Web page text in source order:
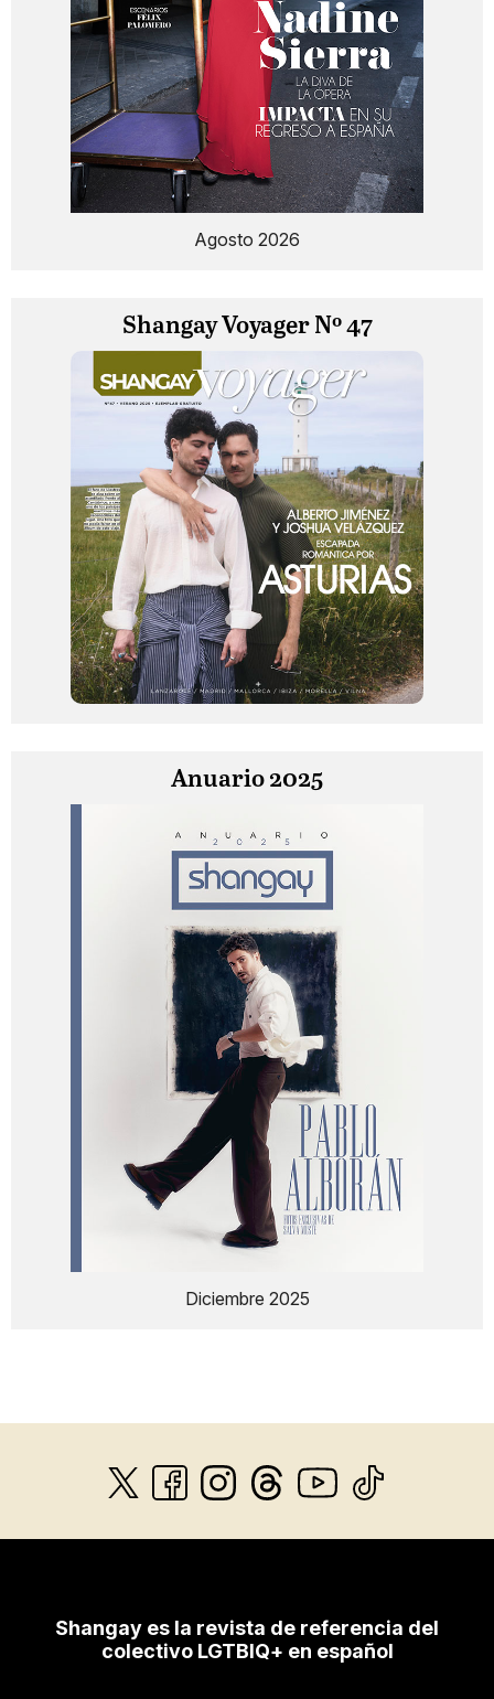
Agosto 2026
Shangay Voyager Nº 47
Anuario 2025
Diciembre 2025
Shangay es la revista de referencia del
colectivo LGTBIQ+ en español